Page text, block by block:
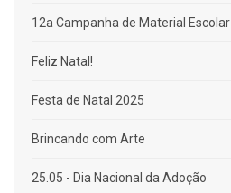
12a Campanha de Material Escolar
Feliz Natal!
Festa de Natal 2025
Brincando com Arte
25.05 - Dia Nacional da Adoção